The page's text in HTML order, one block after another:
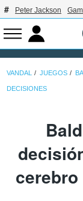
Peter Jackson
VANDAL JUEGOS
DECISIONES